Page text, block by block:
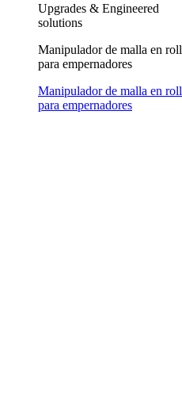
Upgrades & Engineered
solutions
Manipulador de malla en
para empernadores
Manipulador de malla en
para empernadores